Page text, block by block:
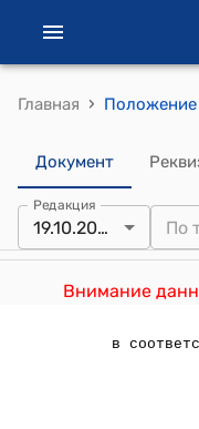
Главная ›
Документ
Редакция
19.10.2007
Внимание